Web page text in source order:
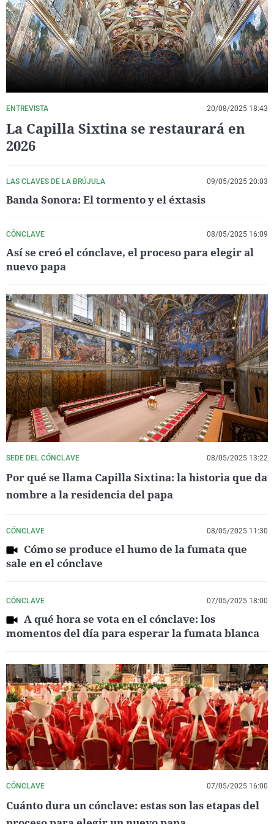
La rosa de los vientos
Gente viajera
Como el perro y el
Caso
Retornados
Equipo de
Operación Viuda
Extremadura
Galicia
La Rioja
Navarra
País Vasco
Virales
Televisión
Elecciones
ENTREVISTA 20/08/2025 18:43
La Capilla Sixtina se restaurará en
2026
LAS CLAVES DE LA BRÚJULA 09/05/2025 20:03
Banda Sonora: El tormento y el éxtasis
CÓNCLAVE 08/05/2025 16:09
Así se creó el cónclave, el proceso para elegir al
nuevo papa
SEDE DEL CÓNCLAVE 08/05/2025 13:22
Por qué se llama Capilla Sixtina: la historia que da
nombre a la residencia del papa
CÓNCLAVE 08/05/2025 11:30
Cómo se produce el humo de la fumata que
sale en el cónclave
CÓNCLAVE 07/05/2025 18:00
A qué hora se vota en el cónclave: los
momentos del día para esperar la fumata blanca
CÓNCLAVE 07/05/2025 16:00
Cuánto dura un cónclave: estas son las etapas del